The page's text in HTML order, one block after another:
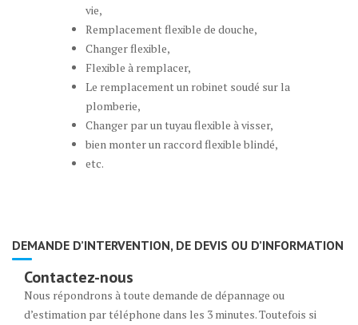
vie,
Remplacement flexible de douche,
Changer flexible,
Flexible à remplacer,
Le remplacement un robinet soudé sur la
plomberie,
Changer par un tuyau flexible à visser,
bien monter un raccord flexible blindé,
etc.
DEMANDE D’INTERVENTION, DE DEVIS OU D’INFORMATION
Contactez-nous
Nous répondrons à toute demande de dépannage ou
d’estimation par téléphone dans les 3 minutes. Toutefois si